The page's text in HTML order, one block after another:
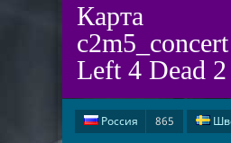
Карта
Left 4 Dead 2
Россия 865